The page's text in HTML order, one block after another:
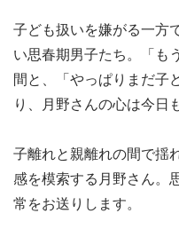
子ども扱いを嫌がる一方
い思春期男子たち。「も
間と、「やっぱりまだ子
り、月野さんの心は今日
子離れと親離れの間で揺
感を模索する月野さん。
常をお送りします。